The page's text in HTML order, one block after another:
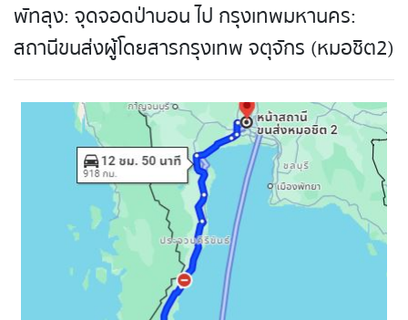
พัทลุง: จุดจอดป่าบอน ไป กรุงเทพมหานคร:
สถานีขนส่งผู้โดยสารกรุงเทพ จตุจักร (หมอชิต2)